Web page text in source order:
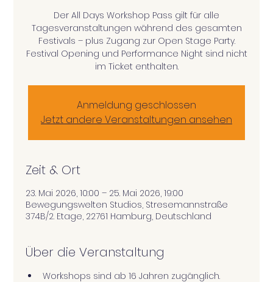
Der All Days Workshop Pass gilt für alle
Tagesveranstaltungen während des gesamten
Festivals – plus Zugang zur Open Stage Party.
Festival Opening und Performance Night sind nicht
im Ticket enthalten.
Anmeldung geschlossen
Jetzt andere Veranstaltungen ansehen
Zeit & Ort
23. Mai 2026, 10:00 – 25. Mai 2026, 19:00
Bewegungswelten Studios, Stresemannstraße
374B/2. Etage, 22761 Hamburg, Deutschland
Über die Veranstaltung
Workshops sind ab 16 Jahren zugänglich.